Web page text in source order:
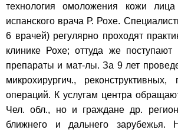
технология омоложения кожи
испанского врача Р. Рохе.
6 врачей) регулярно проходят
клинике Рохе; оттуда же
препараты и мат-лы. За 9 лет
микрохирургич., реконструктивных,
операций. К услугам центра
Чел. обл., но и граждане др.
ближнего и дальнего